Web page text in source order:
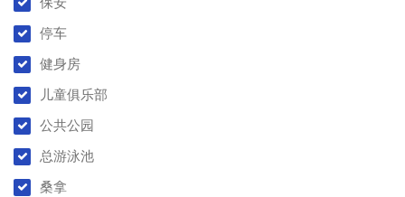
停车
健身房
儿童俱乐部
公共公园
总游泳池
桑拿